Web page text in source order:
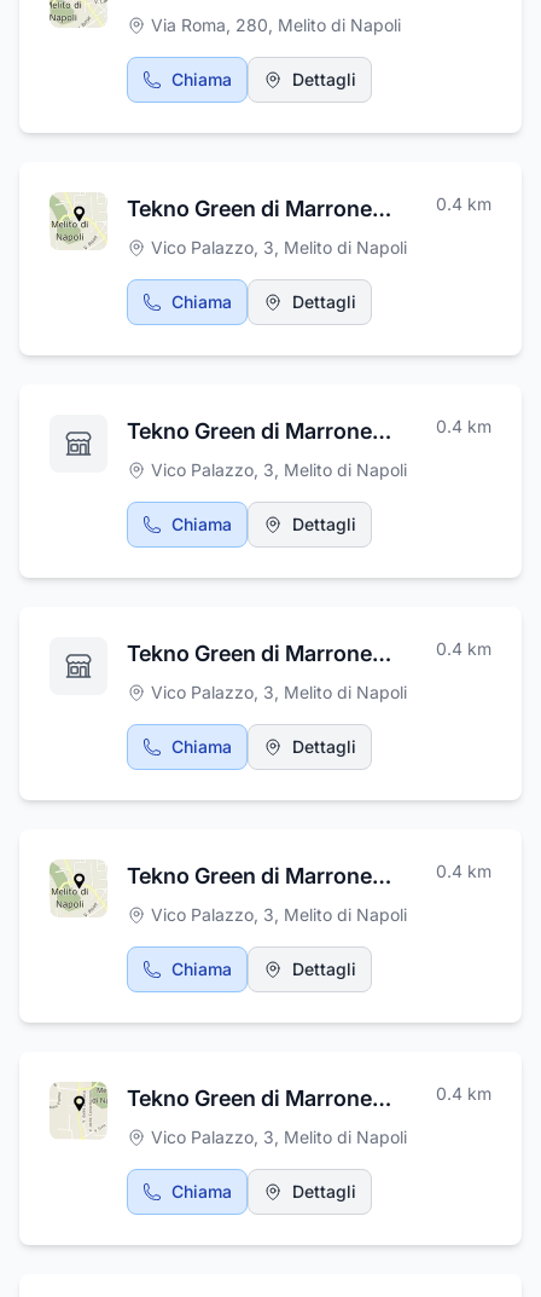
Via Roma, 280, Melito di Napoli
Chiama Dettagli
Tekno Green di Marrone Raffaele 0.4 km
Vico Palazzo, 3, Melito di Napoli
Chiama Dettagli
Tekno Green di Marrone Raffaele 0.4 km
Vico Palazzo, 3, Melito di Napoli
Chiama Dettagli
Tekno Green di Marrone Raffaele 0.4 km
Vico Palazzo, 3, Melito di Napoli
Chiama Dettagli
Tekno Green di Marrone Raffaele 0.4 km
Vico Palazzo, 3, Melito di Napoli
Chiama Dettagli
Tekno Green di Marrone Raffaele 0.4 km
Vico Palazzo, 3, Melito di Napoli
Chiama Dettagli